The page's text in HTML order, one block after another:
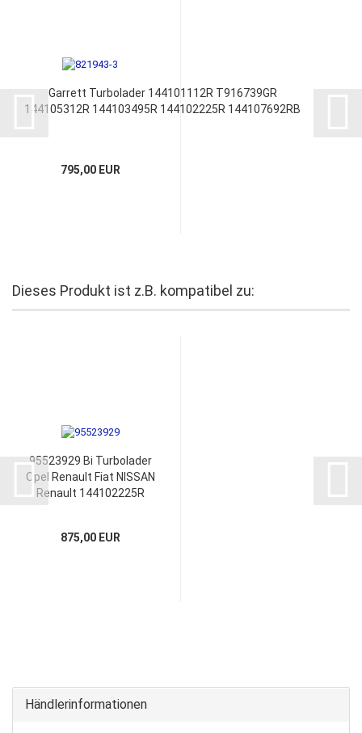
Garrett Turbolader 144101112R T916739GR
144105312R 144103495R 144102225R 144107692RB
795,00 EUR
Dieses Produkt ist z.B. kompatibel zu:
95523929 Bi Turbolader
Opel Renault Fiat NISSAN
Renault 144102225R
875,00 EUR
Händlerinformationen